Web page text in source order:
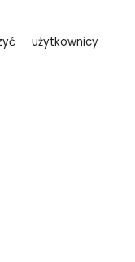
użytkownicy